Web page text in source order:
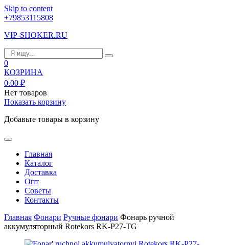
Skip to content
+79853115808
VIP-SHOKER.RU
0
КОЗРИНА
0.00 ₽
Нет товаров
Показать корзину
Добавьте товары в корзину
Главная
Каталог
Доставка
Опт
Советы
Контакты
Главная Фонари Ручные фонари Фонарь ручной
аккумуляторный Rotekors RK-P27-TG